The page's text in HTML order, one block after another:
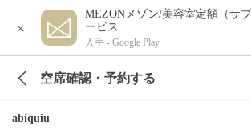
×
MEZONメゾン/美容室定額（サ
ービス
入手 - Google Play
空席確認・予約する
abiquiu